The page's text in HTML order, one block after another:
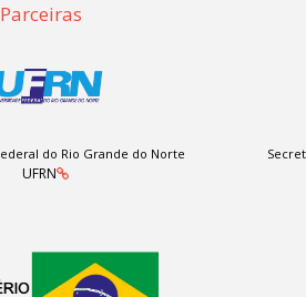
do Rio Grande do Norte
UFRN